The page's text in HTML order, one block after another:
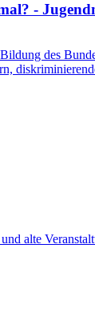
-
des
alte